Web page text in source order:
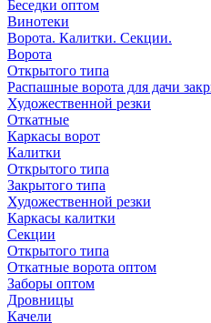
Беседки оптом
Винотеки
Ворота. Калитки. Секции.
Ворота
Открытого типа
Распашные ворота для дачи
Художественной резки
Откатные
Каркасы ворот
Калитки
Открытого типа
Закрытого типа
Художественной резки
Каркасы калитки
Секции
Открытого типа
Откатные ворота оптом
Заборы оптом
Дровницы
Качели